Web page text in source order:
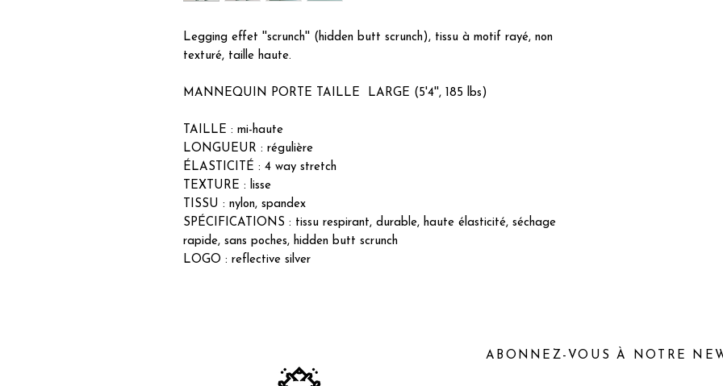
Legging effet ''scrunch'' (hidden butt scrunch), tissu à motif rayé, non
texturé, taille haute.
MANNEQUIN PORTE TAILLE LARGE (5'4'', 185 lbs)
TAILLE : mi-haute
LONGUEUR : régulière
ÉLASTICITÉ : 4 way stretch
TEXTURE : lisse
TISSU : nylon, spandex
SPÉCIFICATIONS : tissu respirant, durable, haute élasticité, séchage
rapide, sans poches, hidden butt scrunch
LOGO : reflective silver
ABONNEZ-VOUS À NOTRE